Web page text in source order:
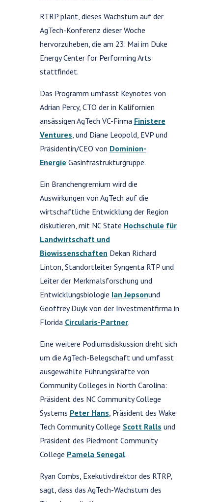
RTRP plant, dieses Wachstum auf der
AgTech-Konferenz dieser Woche
hervorzuheben, die am 23. Mai im Duke
Energy Center for Performing Arts
stattfindet.
Das Programm umfasst Keynotes von
Adrian Percy, CTO der in Kalifornien
ansässigen AgTech VC-Firma Finistere
Ventures , und Diane Leopold, EVP und
Präsidentin/CEO von Dominion-
Energie Gasinfrastrukturgruppe.
Ein Branchengremium wird die
Auswirkungen von AgTech auf die
wirtschaftliche Entwicklung der Region
diskutieren, mit NC State Hochschule für
Landwirtschaft und
Biowissenschaften Dekan Richard
Linton, Standortleiter Syngenta RTP und
Leiter der Merkmalsforschung und
Entwicklungsbiologie Ian Jepsonund
Geoffrey Duyk von der Investmentfirma in
Florida Circularis-Partner.
Eine weitere Podiumsdiskussion dreht sich
um die AgTech-Belegschaft und umfasst
ausgewählte Führungskräfte von
Community Colleges in North Carolina:
Präsident des NC Community College
Systems Peter Hans , Präsident des Wake
Tech Community College Scott Ralls und
Präsident des Piedmont Community
College Pamela Senegal.
Ryan Combs, Exekutivdirektor des RTRP,
sagt, dass das AgTech-Wachstum des